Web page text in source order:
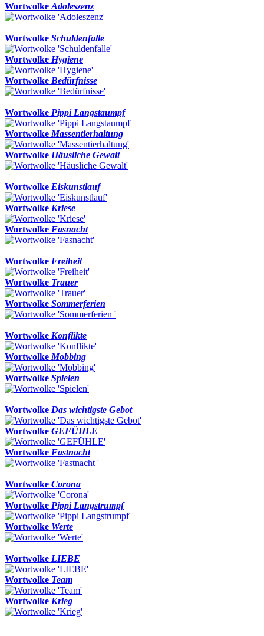
Wortwolke Adoleszenz
Wortwolke Schuldenfalle
Wortwolke Hygiene
Wortwolke Bedürfnisse
Wortwolke Pippi Langstaumpf
Wortwolke Massentierhaltung
Wortwolke Häusliche Gewalt
Wortwolke Eiskunstlauf
Wortwolke Kriese
Wortwolke Fasnacht
Wortwolke Freiheit
Wortwolke Trauer
Wortwolke Sommerferien
Wortwolke Konflikte
Wortwolke Mobbing
Wortwolke Spielen
Wortwolke Das wichtigste Gebot
Wortwolke GEFÜHLE
Wortwolke Fastnacht
Wortwolke Corona
Wortwolke Pippi Langstrumpf
Wortwolke Werte
Wortwolke LIEBE
Wortwolke Team
Wortwolke Krieg